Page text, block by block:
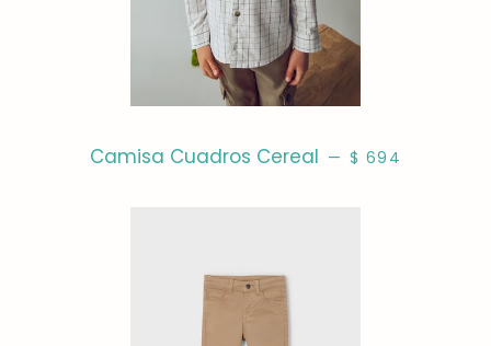
Camisa Cuadros Cereal — PRECIO
$ 694